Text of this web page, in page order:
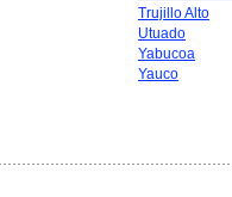
Trujillo Alto
Utuado
Yabucoa
Yauco